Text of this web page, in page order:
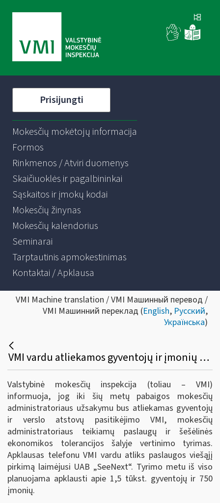
Prisijungti
Mokesčių mokėtojų informacija
Formos
Rinkmenos / Atviri duomenys
Skaičiuoklės ir pagalbininkai
Sąskaitos ir įmokų kodai
Mokesčių žinynas
Mokesčių kalendorius
Seminarai
Tarptautinis apmokestinimas
Kontaktai / Apklausa
VMI Machine translation / VMI Машинный перевод /
VMI Машинний переклад (English, Русский,
Українська)
VMI vardu atliekamos gyventojų ir įmonių nuomonės apklausos
Valstybinė mokesčių inspekcija (toliau – VMI)
informuoja, jog iki šių metų pabaigos mokesčių
administratoriaus užsakymu bus atliekamas gyventojų
ir verslo atstovų pasitikėjimo VMI, mokesčių
administratoriaus teikiamų paslaugų ir šešėlinės
ekonomikos tolerancijos šalyje vertinimo tyrimas.
Apklausas telefonu VMI vardu atliks paslaugos viešąjį
pirkimą laimėjusi UAB „SeeNext“. Tyrimo metu iš viso
planuojama apklausti apie 1,5 tūkst. gyventojų ir 750
įmonių.